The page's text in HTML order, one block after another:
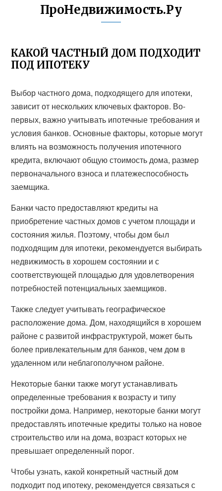
ПроНедвижимость.Ру
КАКОЙ ЧАСТНЫЙ ДОМ ПОДХОДИТ
ПОД ИПОТЕКУ
Выбор частного дома, подходящего для ипотеки,
зависит от нескольких ключевых факторов. Во-
первых, важно учитывать ипотечные требования и
условия банков. Основные факторы, которые могут
влиять на возможность получения ипотечного
кредита, включают общую стоимость дома, размер
первоначального взноса и платежеспособность
заемщика.
Банки часто предоставляют кредиты на
приобретение частных домов с учетом площади и
состояния жилья. Поэтому, чтобы дом был
подходящим для ипотеки, рекомендуется выбирать
недвижимость в хорошем состоянии и с
соответствующей площадью для удовлетворения
потребностей потенциальных заемщиков.
Также следует учитывать географическое
расположение дома. Дом, находящийся в хорошем
районе с развитой инфраструктурой, может быть
более привлекательным для банков, чем дом в
удаленном или неблагополучном районе.
Некоторые банки также могут устанавливать
определенные требования к возрасту и типу
постройки дома. Например, некоторые банки могут
предоставлять ипотечные кредиты только на новое
строительство или на дома, возраст которых не
превышает определенный порог.
Чтобы узнать, какой конкретный частный дом
подходит под ипотеку, рекомендуется связаться с